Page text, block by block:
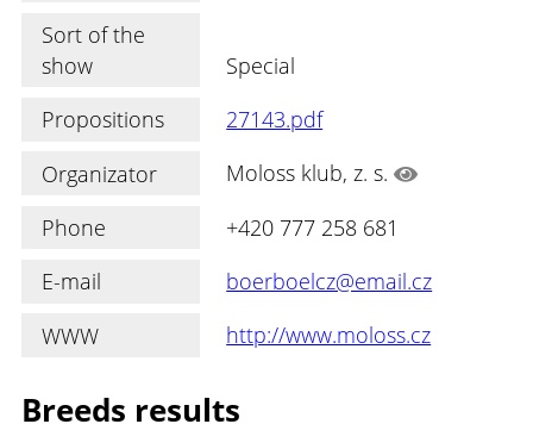
Sort of the
show
Special
Propositions
27143.pdf
Organizator
Moloss klub, z. s.
Phone
+420 777 258 681
E-mail
boerboelcz@email.cz
WWW
http://www.moloss.cz
Breeds results